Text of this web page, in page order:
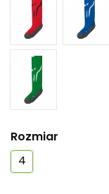
Rozmiar
4